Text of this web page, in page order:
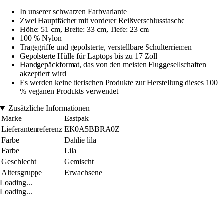
In unserer schwarzen Farbvariante
Zwei Hauptfächer mit vorderer Reißverschlusstasche
Höhe: 51 cm, Breite: 33 cm, Tiefe: 23 cm
100 % Nylon
Tragegriffe und gepolsterte, verstellbare Schulterriemen
Gepolsterte Hülle für Laptops bis zu 17 Zoll
Handgepäckformat, das von den meisten Fluggesellschaften
akzeptiert wird
Es werden keine tierischen Produkte zur Herstellung dieses 100
% veganen Produkts verwendet
Zusätzliche Informationen
Marke
Eastpak
Lieferantenreferenz EK0A5BBRA0Z
Farbe
Dahlie lila
Farbe
Lila
Geschlecht
Gemischt
Altersgruppe
Erwachsene
Loading...
Loading...